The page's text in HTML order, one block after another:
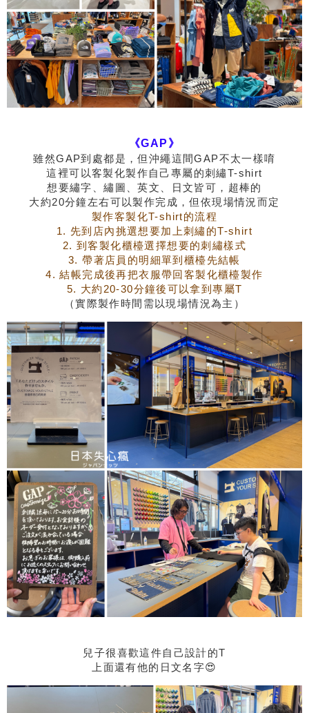
《GAP》
雖然GAP到處都是，但沖繩這間GAP不太一樣唷
這裡可以客製化製作自己專屬的刺繡T-shirt
想要繡字、繡圖、英文、日文皆可，超棒的
大約20分鐘左右可以製作完成，但依現場情況而定
製作客製化T-shirt的流程
1. 先到店內挑選想要加上刺繡的T-shirt
2. 到客製化櫃檯選擇想要的刺繡樣式
3. 帶著店員的明細單到櫃檯先結帳
4. 結帳完成後再把衣服帶回客製化櫃檯製作
5. 大約20-30分鐘後可以拿到專屬T
（實際製作時間需以現場情況為主）
兒子很喜歡這件自己設計的T
上面還有他的日文名字😍